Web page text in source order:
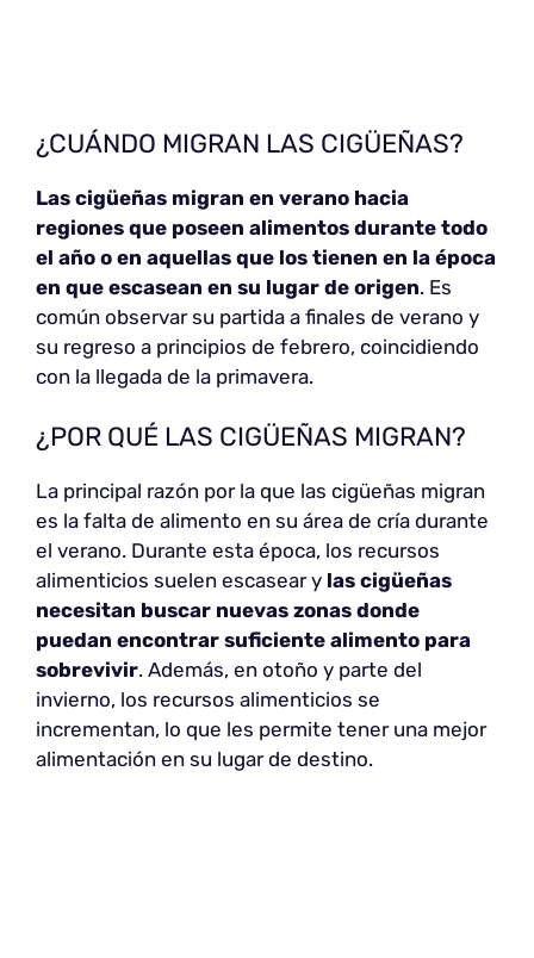
¿CUÁNDO MIGRAN LAS CIGÜEÑAS?
Las cigüeñas migran en verano hacia
regiones que poseen alimentos durante todo
el año o en aquellas que los tienen en la época
en que escasean en su lugar de origen. Es
común observar su partida a finales de verano y
su regreso a principios de febrero, coincidiendo
con la llegada de la primavera.
¿POR QUÉ LAS CIGÜEÑAS MIGRAN?
La principal razón por la que las cigüeñas migran
es la falta de alimento en su área de cría durante
el verano. Durante esta época, los recursos
alimenticios suelen escasear y las cigüeñas
necesitan buscar nuevas zonas donde
puedan encontrar suficiente alimento para
sobrevivir. Además, en otoño y parte del
invierno, los recursos alimenticios se
incrementan, lo que les permite tener una mejor
alimentación en su lugar de destino.